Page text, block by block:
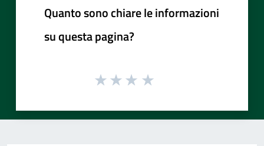
Quanto sono chiare le informazioni
su questa pagina?